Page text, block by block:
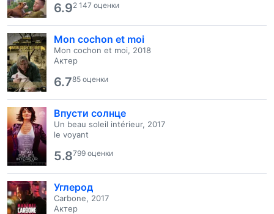
6.92 147 оценки
Mon cochon et moi
Mon cochon et moi, 2018
Актер
6.785 оценки
Впусти солнце
Un beau soleil intérieur, 2017
le voyant
5.8799 оценки
Углерод
Carbone, 2017
Актер